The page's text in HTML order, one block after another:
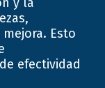
Esto
efectividad